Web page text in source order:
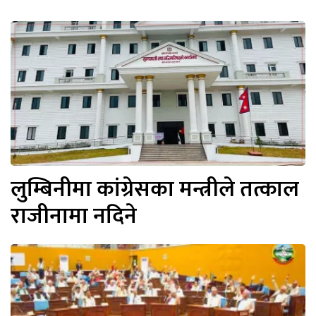
लुम्बिनीमा कांग्रेसका मन्त्रीले तत्काल
राजीनामा नदिने